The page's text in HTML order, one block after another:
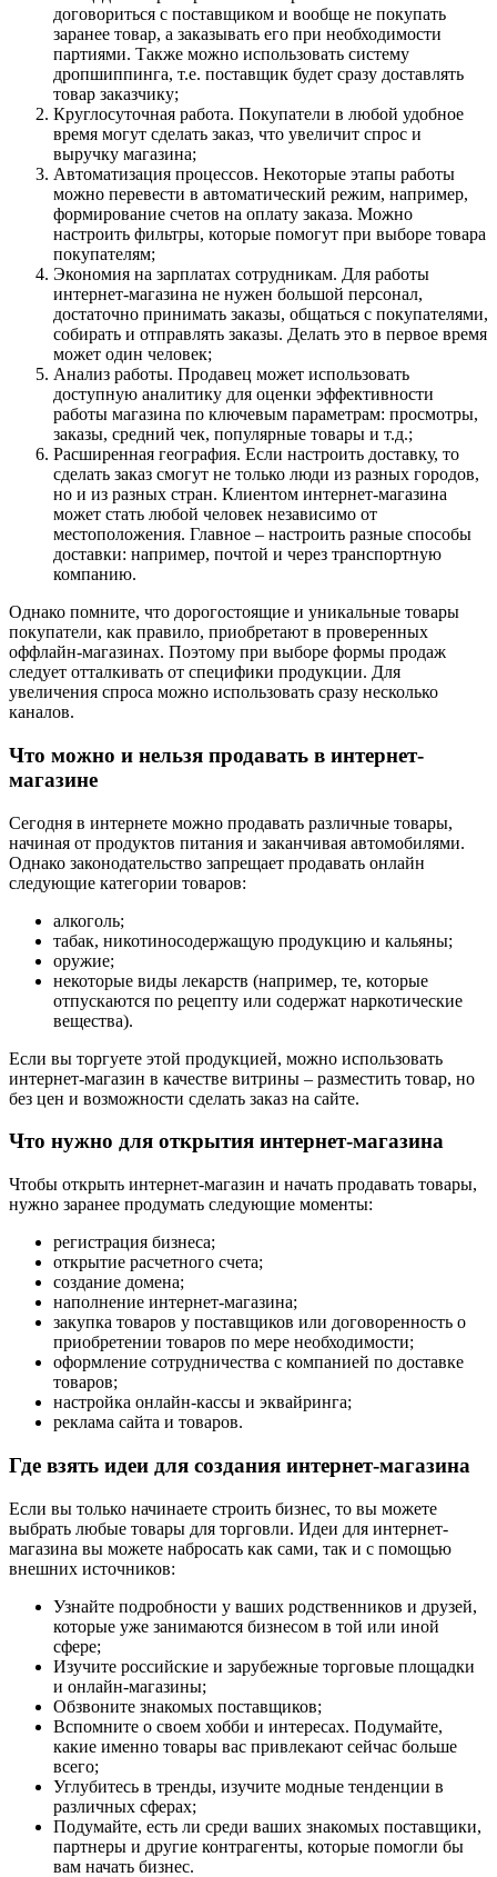
договориться с поставщиком и вообще не покупать
заранее товар, а заказывать его при необходимости
партиями. Также можно использовать систему
дропшиппинга, т.е. поставщик будет сразу доставлять
товар заказчику;
Круглосуточная работа. Покупатели в любой удобное
время могут сделать заказ, что увеличит спрос и
выручку магазина;
Автоматизация процессов. Некоторые этапы работы
можно перевести в автоматический режим, например,
формирование счетов на оплату заказа. Можно
настроить фильтры, которые помогут при выборе товара
покупателям;
Экономия на зарплатах сотрудникам. Для работы
интернет-магазина не нужен большой персонал,
достаточно принимать заказы, общаться с покупателями,
собирать и отправлять заказы. Делать это в первое время
может один человек;
Анализ работы. Продавец может использовать
доступную аналитику для оценки эффективности
работы магазина по ключевым параметрам: просмотры,
заказы, средний чек, популярные товары и т.д.;
Расширенная география. Если настроить доставку, то
сделать заказ смогут не только люди из разных городов,
но и из разных стран. Клиентом интернет-магазина
может стать любой человек независимо от
местоположения. Главное – настроить разные способы
доставки: например, почтой и через транспортную
компанию.
Однако помните, что дорогостоящие и уникальные товары
покупатели, как правило, приобретают в проверенных
оффлайн-магазинах. Поэтому при выборе формы продаж
следует отталкивать от специфики продукции. Для
увеличения спроса можно использовать сразу несколько
каналов.
Что можно и нельзя продавать в интернет-
магазине
Сегодня в интернете можно продавать различные товары,
начиная от продуктов питания и заканчивая автомобилями.
Однако законодательство запрещает продавать онлайн
следующие категории товаров:
алкоголь;
табак, никотиносодержащую продукцию и кальяны;
оружие;
некоторые виды лекарств (например, те, которые
отпускаются по рецепту или содержат наркотические
вещества).
Если вы торгуете этой продукцией, можно использовать
интернет-магазин в качестве витрины – разместить товар, но
без цен и возможности сделать заказ на сайте.
Что нужно для открытия интернет-магазина
Чтобы открыть интернет-магазин и начать продавать товары,
нужно заранее продумать следующие моменты:
регистрация бизнеса;
открытие расчетного счета;
создание домена;
наполнение интернет-магазина;
закупка товаров у поставщиков или договоренность о
приобретении товаров по мере необходимости;
оформление сотрудничества с компанией по доставке
товаров;
настройка онлайн-кассы и эквайринга;
реклама сайта и товаров.
Где взять идеи для создания интернет-магазина
Если вы только начинаете строить бизнес, то вы можете
выбрать любые товары для торговли. Идеи для интернет-
магазина вы можете набросать как сами, так и с помощью
внешних источников:
Узнайте подробности у ваших родственников и друзей,
которые уже занимаются бизнесом в той или иной
сфере;
Изучите российские и зарубежные торговые площадки
и онлайн-магазины;
Обзвоните знакомых поставщиков;
Вспомните о своем хобби и интересах. Подумайте,
какие именно товары вас привлекают сейчас больше
всего;
Углубитесь в тренды, изучите модные тенденции в
различных сферах;
Подумайте, есть ли среди ваших знакомых поставщики,
партнеры и другие контрагенты, которые помогли бы
вам начать бизнес.